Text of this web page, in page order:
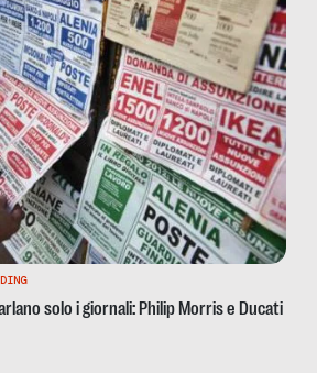
solo i giornali: Philip Morris e Ducati